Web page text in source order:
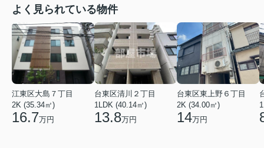
よく見られている物件
江東区大島７丁目
2K (35.34㎡)
16.7万円
台東区清川２丁目
1LDK (40.14㎡)
13.8万円
台東区東上野６丁目
2K (34.00㎡)
14万円